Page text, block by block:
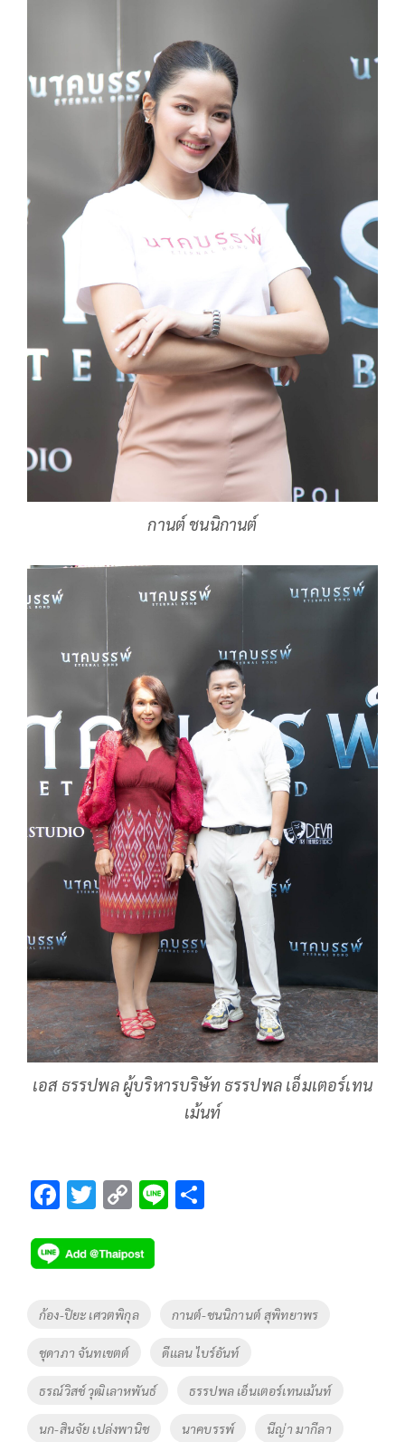
กานต์ ชนนิกานต์
เอส ธรรปพล ผู้บริหารบริษัท ธรรปพล เอ็มเตอร์เทน
เม้นท์
F
e
b
o
k
T
tt
er
C
p
y
Li
Li
Tags
ก้อง-ปิยะ เศวตพิกุล กานต์-ชนนิกานต์ สุพิทยาพร
ชุดาภา จันทเขตต์ ดีเเลน ไบร์อันท์
ธรณ์วิสช์ วุฒิเลาหพันธ์ ธรรปพล เอ็นเตอร์เทนเม้นท์
นก-สินจัย เปล่งพานิช นาคบรรพ์ นีญ่า มากีลา